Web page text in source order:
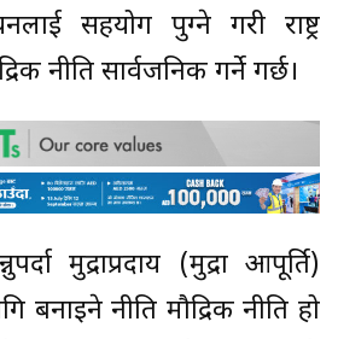
सहयोग पुग्ने गरी राष्ट्र
नीति सार्वजनिक गर्ने गर्छ।
मुद्राप्रदाय (मुद्रा आपूर्ति)
बनाइने नीति मौद्रिक नीति हो